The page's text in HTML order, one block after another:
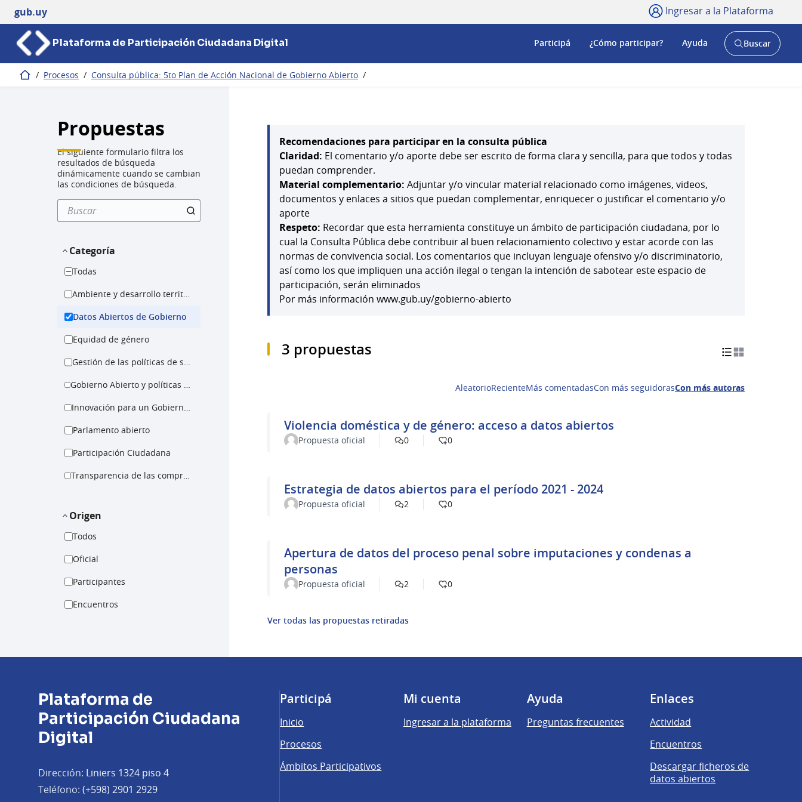
gub.uy Ingresar a la Plataforma
Plataforma de Participación Ciudadana Digital Participá ¿Cómo participar? Ayuda
AbrirBuscar
Inicio / Procesos / Consulta pública: 5to Plan de Acción Nacional de Gobierno Abierto /
Propuestas
El siguiente formulario filtra los
resultados de búsqueda
dinámicamente cuando se cambian
las condiciones de búsqueda.
Categoría
Todas
Ambiente y desarrollo territorial
Datos Abiertos de Gobierno
Equidad de género
Gestión de las políticas de salud
Gobierno Abierto y políticas para la igualdad
Innovación para un Gobierno Abierto
Parlamento abierto
Participación Ciudadana
Transparencia de las compras públicas
Origen
Todos
Oficial
Participantes
Encuentros
Recomendaciones para participar en la consulta pública
Claridad: El comentario y/o aporte debe ser escrito de forma clara y sencilla, para que todos y todas
puedan comprender.
Material complementario: Adjuntar y/o vincular material relacionado como imágenes, videos,
documentos y enlaces a sitios que puedan complementar, enriquecer o justificar el comentario y/o
aporte
Respeto: Recordar que esta herramienta constituye un ámbito de participación ciudadana, por lo
cual la Consulta Pública debe contribuir al buen relacionamiento colectivo y estar acorde con las
normas de convivencia social. Los comentarios que incluyan lenguaje ofensivo y/o discriminatorio,
así como los que impliquen una acción ilegal o tengan la intención de sabotear este espacio de
participación, serán eliminados
Por más información www.gub.uy/gobierno-abierto
3 propuestas
AleatorioRecienteMás comentadasCon más seguidorasCon más autoras
Violencia doméstica y de género: acceso a datos abiertos
Propuesta oficial 0 0
Estrategia de datos abiertos para el período 2021 - 2024
Propuesta oficial 2 0
Apertura de datos del proceso penal sobre imputaciones y condenas a
personas
Propuesta oficial 2 0
Ver todas las propuestas retiradas
Plataforma de
Participación Ciudadana
Digital
Dirección: Liniers 1324 piso 4
Teléfono: (+598) 2901 2929
Participá
Inicio
Procesos
Ámbitos Participativos
Mi cuenta
Ingresar a la plataforma
Ayuda
Preguntas frecuentes
Enlaces
Actividad
Encuentros
Descargar ficheros de
datos abiertos